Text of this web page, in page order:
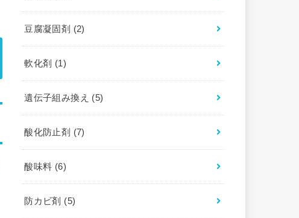
豆腐凝固剤 (2)
軟化剤 (1)
遺伝子組み換え (5)
酸化防止剤 (7)
酸味料 (6)
防カビ剤 (5)